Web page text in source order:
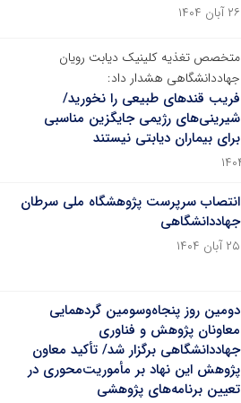
۲۶ آبان ۱۴۰۴
متخصص تغذیه کلینیک دیابت رویان
جهاددانشگاهی هشدار داد:
فریب قندهای طبیعی را نخورید/
شیرینی‌های رژیمی جایگزین مناسبی
برای بیماران دیابتی نیستند
انتصاب سرپرست پژوهشگاه ملی سرطان
جهاددانشگاهی
۲۵ آبان ۱۴۰۴
دومین روز پنجاه‌وسومین گردهمایی
معاونان پژوهش و فناوری
جهاددانشگاهی برگزار شد/ تأکید معاون
پژوهش این نهاد بر مأموریت‌محوری در
تعیین برنامه‌های پژوهشی